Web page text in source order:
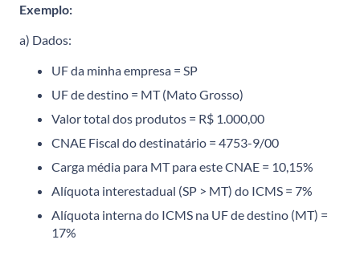
Exemplo:
a) Dados:
UF da minha empresa = SP
UF de destino = MT (Mato Grosso)
Valor total dos produtos = R$ 1.000,00
CNAE Fiscal do destinatário = 4753-9/00
Carga média para MT para este CNAE = 10,15%
Alíquota interestadual (SP > MT) do ICMS = 7%
Alíquota interna do ICMS na UF de destino (MT) =
17%